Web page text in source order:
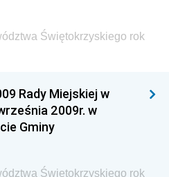
Inspektoratu Ochrony
Dyrekcji Ochrony
Administracji,
Środowiska
Administracji i
Świętokrzyskiego rok
Rady Miejskiej w
2009r. w
Gminy
Świętokrzyskiego rok